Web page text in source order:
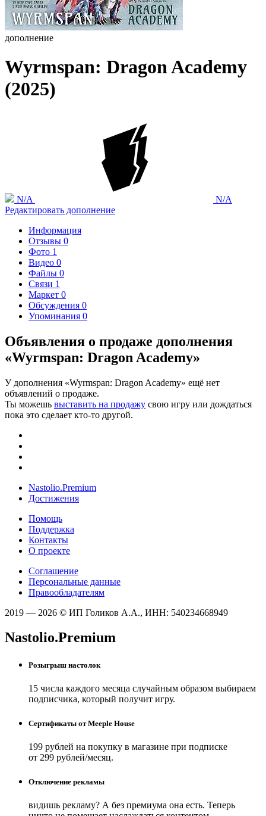
дополнение
Wyrmspan: Dragon Academy
(2025)
N/A
N/A
Редактировать дополнение
Информация
Отзывы 0
Фото 1
Видео 0
Файлы 0
Связи 1
Маркет 0
Обсуждения 0
Упоминания 0
Объявления о продаже дополнения
«Wyrmspan: Dragon Academy»
У дополнения «Wyrmspan: Dragon Academy» ещё нет
объявлений о продаже.
Ты можешь выставить на продажу свою игру или дождаться
пока это сделает кто-то другой.
Nastolio.Premium
Достижения
Помощь
Поддержка
Контакты
О проекте
Соглашение
Персональные данные
Правообладателям
2019 — 2026 © ИП Голиков А.А., ИНН: 540234668949
Nastolio.Premium
Розыгрыш настолок
15 числа каждого месяца случайным образом выбираем
подписчика, который получит игру.
Сертификаты от Meeple House
199 рублей на покупку в магазине при подписке
от 299 рублей/месяц.
Отключение рекламы
видишь рекламу? А без премиума она есть. Теперь